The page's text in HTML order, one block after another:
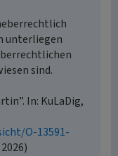
unterliegen
sind.
In: KuLaDig,
O-13591-